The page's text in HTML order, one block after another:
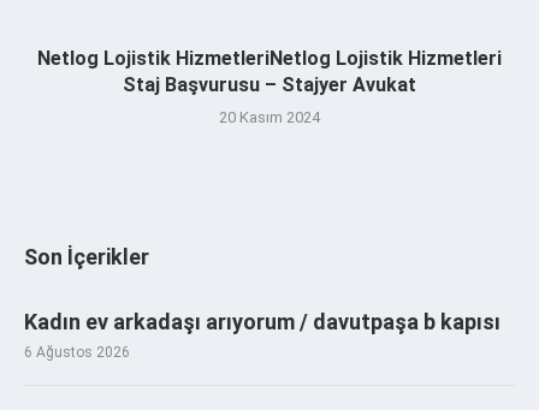
Netlog Lojistik HizmetleriNetlog Lojistik Hizmetleri
Staj Başvurusu – Stajyer Avukat
20 Kasım 2024
Son İçerikler
Kadın ev arkadaşı arıyorum / davutpaşa b kapısı
6 Ağustos 2026